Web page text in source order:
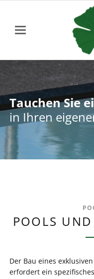
Tauchen Sie
Tauchen Sie
in Ihren
in Ihren
POOLS
Der Bau eines
erfordert ein